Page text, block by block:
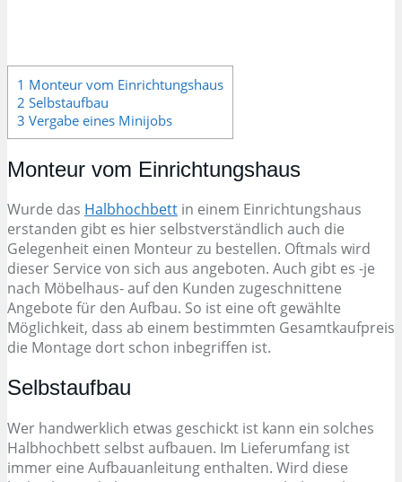
1 Monteur vom Einrichtungshaus
2 Selbstaufbau
3 Vergabe eines Minijobs
Monteur vom Einrichtungshaus
Wurde das Halbhochbett in einem Einrichtungshaus
erstanden gibt es hier selbstverständlich auch die
Gelegenheit einen Monteur zu bestellen. Oftmals wird
dieser Service von sich aus angeboten. Auch gibt es -je
nach Möbelhaus- auf den Kunden zugeschnittene
Angebote für den Aufbau. So ist eine oft gewählte
Möglichkeit, dass ab einem bestimmten Gesamtkaufpreis
die Montage dort schon inbegriffen ist.
Selbstaufbau
Wer handwerklich etwas geschickt ist kann ein solches
Halbhochbett selbst aufbauen. Im Lieferumfang ist
immer eine Aufbauanleitung enthalten. Wird diese